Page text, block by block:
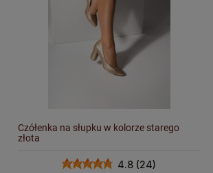
Czółenka na słupku w kolorze starego
złota
4.8 (24)